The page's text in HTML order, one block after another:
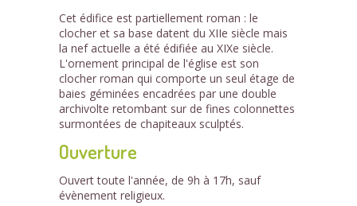
1
Cet édifice est partiellement roman : le
clocher et sa base datent du XIIe siècle mais
la nef actuelle a été édifiée au XIXe siècle.
L'ornement principal de l'église est son
clocher roman qui comporte un seul étage de
baies géminées encadrées par une double
archivolte retombant sur de fines colonnettes
surmontées de chapiteaux sculptés.
Ouverture
Ouvert toute l'année, de 9h à 17h, sauf
évènement religieux.